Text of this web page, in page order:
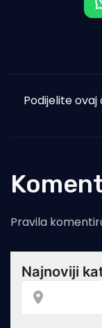
Podijelite ovaj
Pravila